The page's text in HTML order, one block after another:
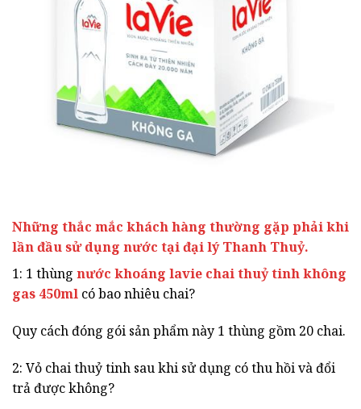
Những thắc mắc khách hàng thường gặp phải khi
lần đầu sử dụng nước tại đại lý Thanh Thuỷ.
1: 1 thùng nước khoáng lavie chai thuỷ tinh không
gas 450ml có bao nhiêu chai?
Quy cách đóng gói sản phẩm này 1 thùng gồm 20 chai.
2: Vỏ chai thuỷ tinh sau khi sử dụng có thu hồi và đổi
trả được không?